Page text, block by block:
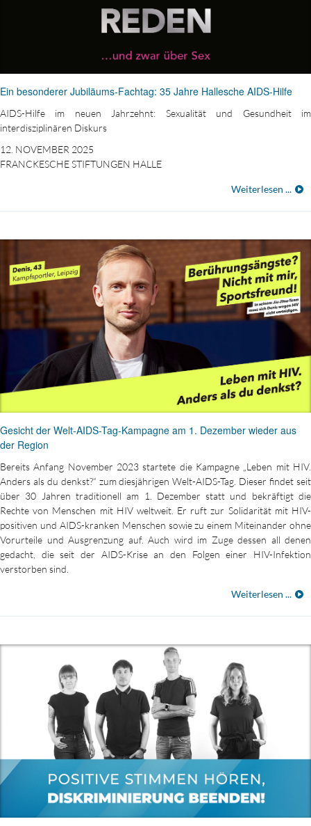
Ein besonderer Jubiläums-Fachtag: 35 Jahre Hallesche AIDS-Hilfe
AIDS-Hilfe im neuen Jahrzehnt: Sexualität und Gesundheit im
interdisziplinären Diskurs
12. NOVEMBER 2025
FRANCKESCHE STIFTUNGEN HALLE
Weiterlesen ...
Gesicht der Welt-AIDS-Tag-Kampagne am 1. Dezember wieder aus
der Region
Bereits Anfang November 2023 startete die Kampagne „Leben mit HIV.
Anders als du denkst?“ zum diesjährigen Welt-AIDS-Tag. Dieser findet seit
über 30 Jahren traditionell am 1. Dezember statt und bekräftigt die
Rechte von Menschen mit HIV weltweit. Er ruft zur Solidarität mit HIV-
positiven und AIDS-kranken Menschen sowie zu einem Miteinander ohne
Vorurteile und Ausgrenzung auf. Auch wird im Zuge dessen all denen
gedacht, die seit der AIDS-Krise an den Folgen einer HIV-Infektion
verstorben sind.
Weiterlesen ...